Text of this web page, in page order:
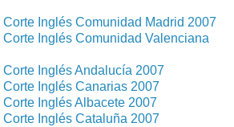
Inglés Comunidad Madrid 2007
Inglés Comunidad Valenciana
Inglés Andalucía 2007
Inglés Canarias 2007
Inglés Albacete 2007
Inglés Cataluña 2007